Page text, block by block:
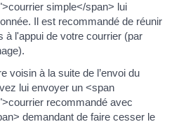
simple</span> lui
Il est recommandé de réunir
à l'appui de votre courrier (par
voisin à la suite de l’envoi du
lui envoyer un <span
recommandé avec
demandant de faire cesser le